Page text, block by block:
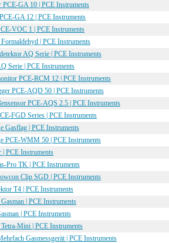
PCE-GA 10 | PCE Instruments
GA 12 | PCE Instruments
VOC 1 | PCE Instruments
| PCE Instruments
AQ Serie | PCE Instruments
Serie | PCE Instruments
PCE-RCM 12 | PCE Instruments
PCE-AQD 50 | PCE Instruments
PCE-AQS 2.5 | PCE Instruments
FGD Series | PCE Instruments
Gasflag | PCE Instruments
PCE-WMM 50 | PCE Instruments
| PCE Instruments
Pro TK | PCE Instruments
Clip SGD | PCE Instruments
T4 | PCE Instruments
| PCE Instruments
| PCE Instruments
Tetra-Mini | PCE Instruments
Gasmessgerät | PCE Instruments